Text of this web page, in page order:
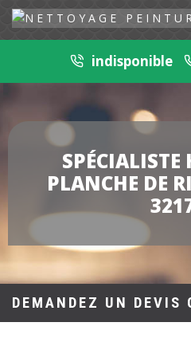
indisponible
PLANCHE DE
DEMANDEZ UN DEVIS